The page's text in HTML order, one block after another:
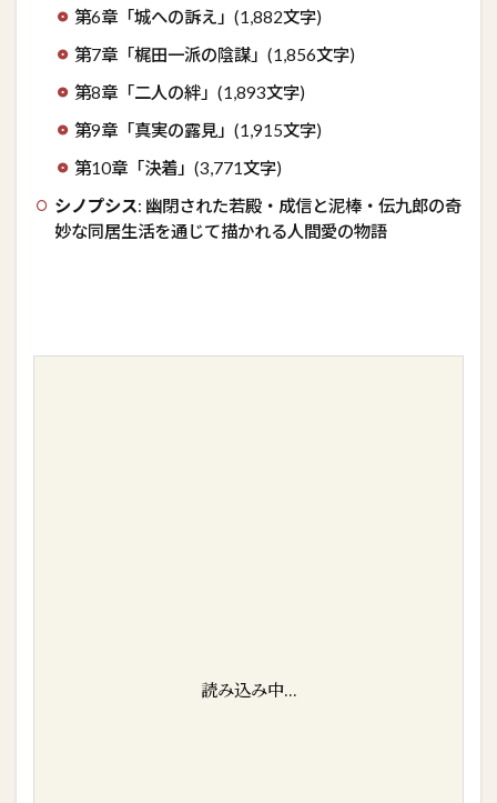
第6章「城への訴え」(1,882文字)
第7章「梶田一派の陰謀」(1,856文字)
第8章「二人の絆」(1,893文字)
第9章「真実の露見」(1,915文字)
第10章「決着」(3,771文字)
シノプシス: 幽閉された若殿・成信と泥棒・伝九郎の奇
妙な同居生活を通じて描かれる人間愛の物語
読み込み中...